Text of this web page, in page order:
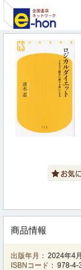
商品情報
出版年月： 2024年4月
ISBNコード： 978-4-